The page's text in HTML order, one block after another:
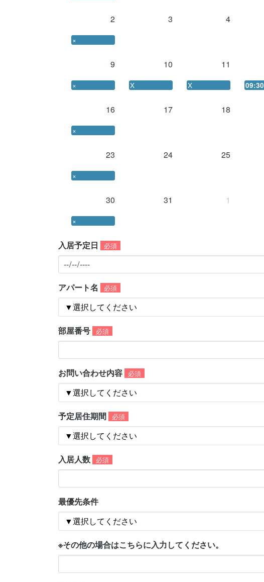
2 3 4
×
9 10 11
× X X 09:30
16 17 18
×
23 24 25
×
30 31 1
×
入居予定日 必須
アパート名 必須
部屋番号 必須
お問い合わせ内容 必須
予定居住期間 必須
入居人数 必須
最優先条件
※その他の場合はこちらに入力してください。